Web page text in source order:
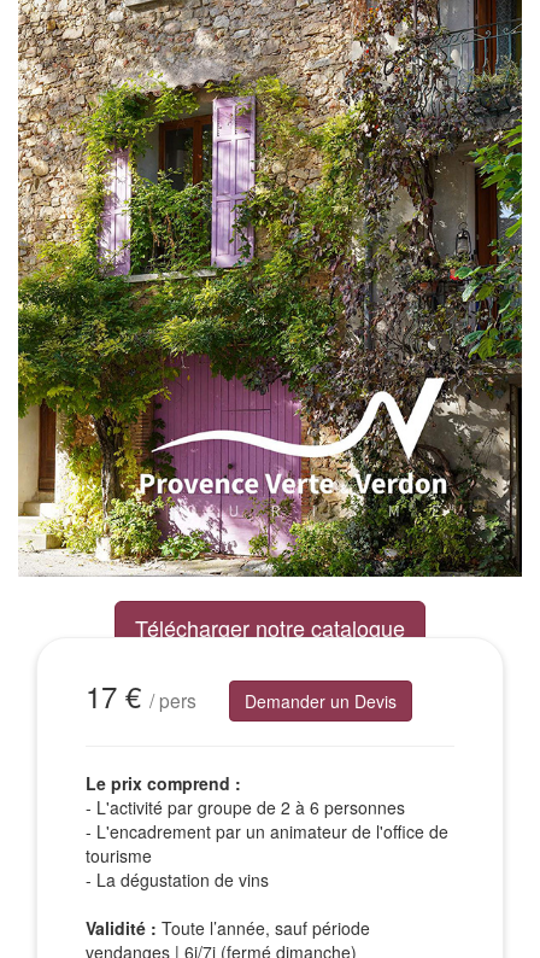
Télécharger notre catalogue
17 € / pers Demander un Devis
Le prix comprend :
- L'activité par groupe de 2 à 6 personnes
- L'encadrement par un animateur de l'office de
tourisme
- La dégustation de vins
Validité : Toute l’année, sauf période
vendanges | 6j/7j (fermé dimanche)